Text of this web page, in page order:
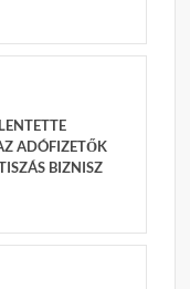
ADÓFIZETŐK
BIZNISZ